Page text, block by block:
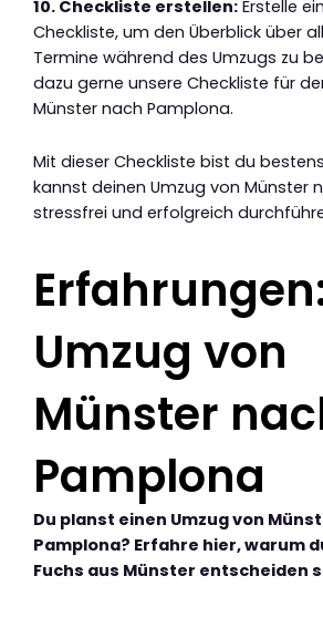
10. Checkliste erstellen: Erstelle
Checkliste, um den Überblick über
Termine während des Umzugs zu
dazu gerne unsere Checkliste für
Münster nach Pamplona.
Mit dieser Checkliste bist du
kannst deinen Umzug von Münster
stressfrei und erfolgreich
Umzug von
Münster
Pamplona
Du planst einen Umzug von
Pamplona? Erfahre hier, warum
Fuchs aus Münster entscheiden